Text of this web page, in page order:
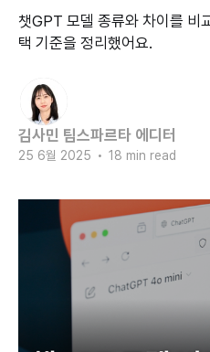
챗GPT 모델 종류와 차이를 비
택 기준을 정리했어요.
김사민 팀스파르타 에디터
25 6월 2025 • 18 min read